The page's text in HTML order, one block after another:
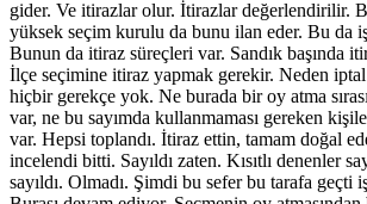
gider. Ve itirazlar olur. İtirazlar değerlendirilir.
yüksek seçim kurulu da bunu ilan eder. Bu da
Bunun da itiraz süreçleri var. Sandık başında
İlçe seçimine itiraz yapmak gerekir. Neden
hiçbir gerekçe yok. Ne burada bir oy atma
var, ne bu sayımda kullanmaması gereken
var. Hepsi toplandı. İtiraz ettin, tamam doğal
incelendi bitti. Sayıldı zaten. Kısıtlı denenler
sayıldı. Olmadı. Şimdi bu sefer bu tarafa geçti